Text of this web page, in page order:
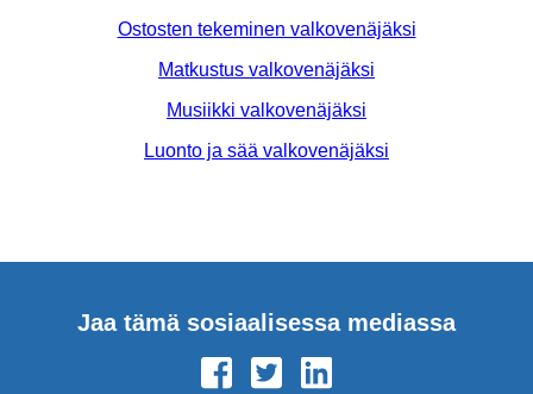
Ostosten tekeminen valkovenäjäksi
Matkustus valkovenäjäksi
Musiikki valkovenäjäksi
Luonto ja sää valkovenäjäksi
Jaa tämä sosiaalisessa mediassa